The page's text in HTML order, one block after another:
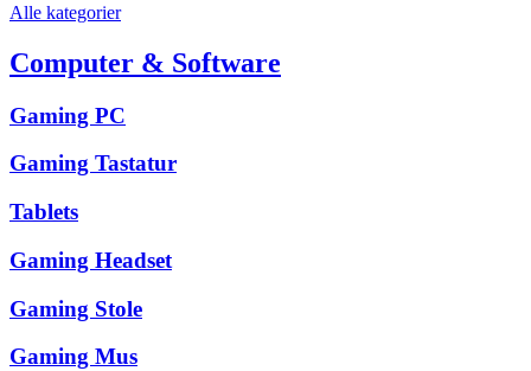
Alle kategorier
Computer & Software
Gaming PC
Gaming Tastatur
Tablets
Gaming Headset
Gaming Stole
Gaming Mus